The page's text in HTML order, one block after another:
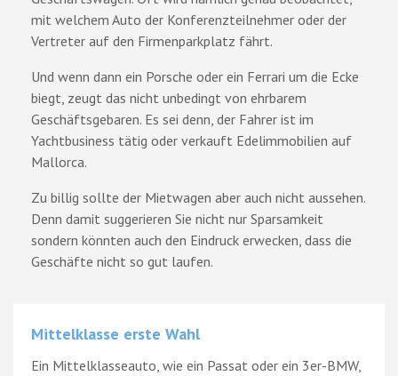
mit welchem Auto der Konferenzteilnehmer oder der
Vertreter auf den Firmenparkplatz fährt.
Und wenn dann ein Porsche oder ein Ferrari um die Ecke
biegt, zeugt das nicht unbedingt von ehrbarem
Geschäftsgebaren. Es sei denn, der Fahrer ist im
Yachtbusiness tätig oder verkauft Edelimmobilien auf
Mallorca.
Zu billig sollte der Mietwagen aber auch nicht aussehen.
Denn damit suggerieren Sie nicht nur Sparsamkeit
sondern könnten auch den Eindruck erwecken, dass die
Geschäfte nicht so gut laufen.
Mittelklasse erste Wahl
Ein Mittelklasseauto, wie ein Passat oder ein 3er-BMW,